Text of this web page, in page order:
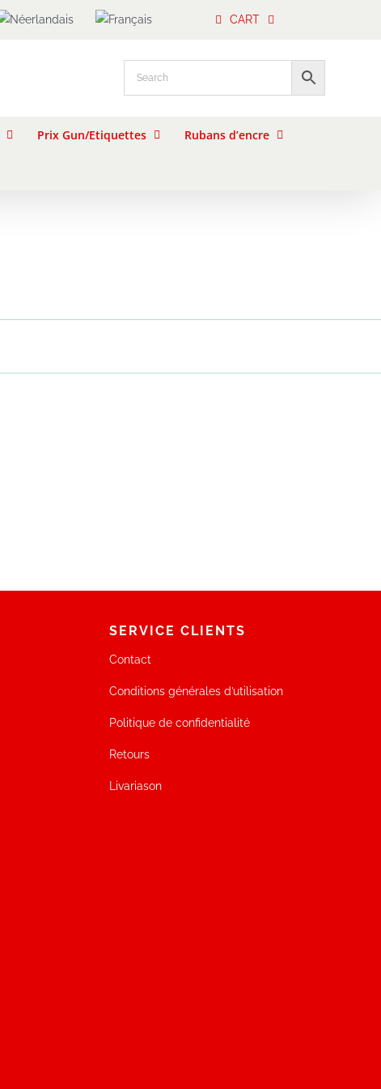
CART
Prix Gun/Etiquettes Rubans d’encre
SERVICE CLIENTS
Contact
Conditions générales d’utilisation
Politique de confidentialité
Retours
Livariason